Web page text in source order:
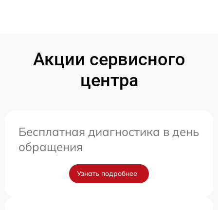
Акции сервисного
центра
Бесплатная диагностика в день
обращения
Узнать подробнее